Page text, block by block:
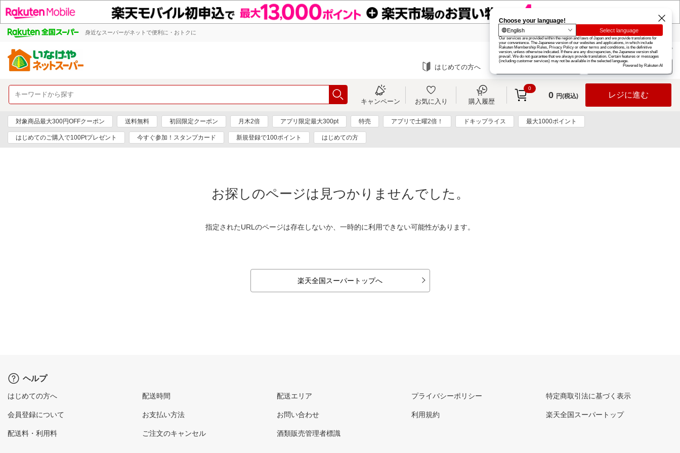
身近なスーパーがネットで便利に・おトクに 楽天グループ カード
お知らせ ヘルプ
はじめての方へ ログイン
キャンペーン お気に入り 購入履歴
0
0 円(税込) レジに進む
対象商品最大300円OFFクーポン 送料無料 初回限定クーポン 月木2倍 アプリ限定最大300pt 特売 アプリで土曜2倍！ ドキップライス 最大1000ポイント
はじめてのご購入で100Ptプレゼント 今すぐ参加！スタンプカード 新規登録で100ポイント はじめての方
お探しのページは見つかりませんでした。
指定されたURLのページは存在しないか、一時的に利用できない可能性があります。
楽天全国スーパートップへ
ヘルプ
はじめての方へ
会員登録について
配送料・利用料
配送時間
お支払い方法
ご注文のキャンセル
配送エリア
お問い合わせ
酒類販売管理者標識
プライバシーポリシー
利用規約
特定商取引法に基づく表示
楽天全国スーパートップ